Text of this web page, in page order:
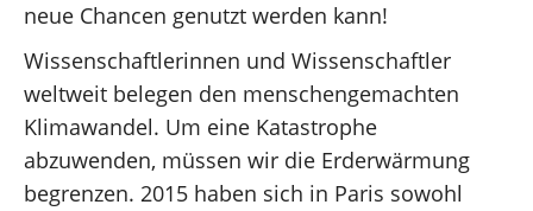
neue Chancen genutzt werden kann!
Wissenschaftlerinnen und Wissenschaftler
weltweit belegen den menschengemachten
Klimawandel. Um eine Katastrophe
abzuwenden, müssen wir die Erderwärmung
begrenzen. 2015 haben sich in Paris sowohl